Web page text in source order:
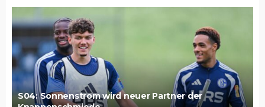
S04: Sonnenstrom wird neuer Partner der